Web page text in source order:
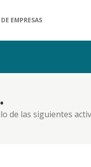
EMPRESAS
de las siguientes
sede en